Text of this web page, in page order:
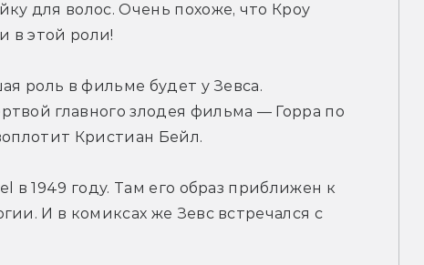
для волос. Очень похоже, что Кроу
в этой роли!
роль в фильме будет у Зевса.
главного злодея фильма — Горра по
Кристиан Бейл.
в 1949 году. Там его образ приближен к
И в комиксах же Зевс встречался с